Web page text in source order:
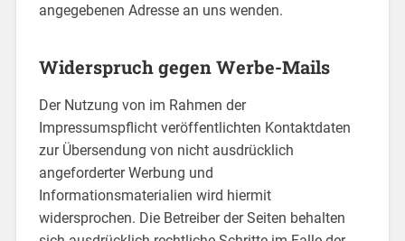
angegebenen Adresse an uns wenden.
Widerspruch gegen Werbe-Mails
Der Nutzung von im Rahmen der
Impressumspflicht veröffentlichten Kontaktdaten
zur Übersendung von nicht ausdrücklich
angeforderter Werbung und
Informationsmaterialien wird hiermit
widersprochen. Die Betreiber der Seiten behalten